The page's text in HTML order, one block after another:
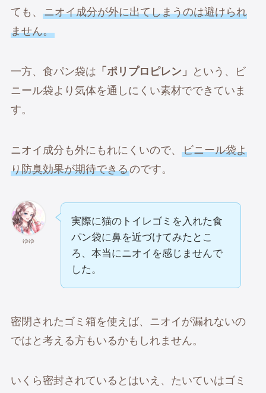
ても、 ニオイ成分が外に出てしまうのは避けられ
ません。
一方、食パン袋は 「ポリプロピレン」
という、ビ
ニール袋より気体を通しにくい素材でできていま
す。
ニオイ成分も外にもれにくいので、 ビニール袋よ
り防臭効果が期待できるのです。
ゆゆ
実際に猫のトイレゴミを入れた食
パン袋に鼻を近づけてみたとこ
ろ、本当にニオイを感じませんで
した。
密閉されたゴミ箱を使えば、ニオイが漏れないの
ではと考える方もいるかもしれません。
いくら密封されているとはいえ、たいていはゴミ